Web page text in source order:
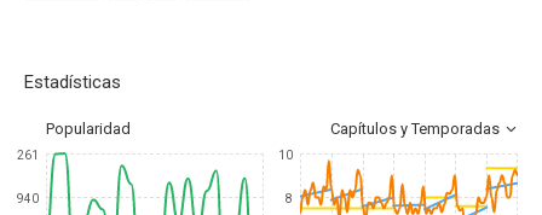
Estadísticas
Popularidad Capítulos y Temporadas
261
940
10
8